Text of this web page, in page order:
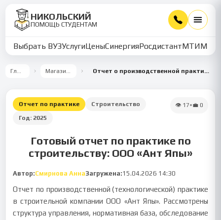
НИКОЛЬСКИЙ
ПОМОЩЬ СТУДЕНТАМ
Выбрать ВУЗУслугиЦеныСинергияРосдистантМТИММУ
Главная Магазин работ Отчет о производственной практике в ООО «Ант Япы»
Отчет по практике
Строительство
Год: 2025
👁 17•💼 0
Готовый отчет по практике по
строительству: ООО «Ант Япы»
Автор:Смирнова АннаЗагружена:15.04.2026 14:30
Отчет по производственной (технологической) практике
в строительной компании ООО «Ант Япы». Рассмотрены
структура управления, нормативная база, обследование